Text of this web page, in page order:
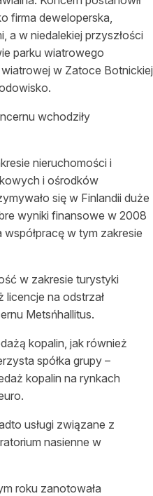
firma deweloperska,
a w niedalekiej przyszłości
parku wiatrowego
w Zatoce Botnickiej
wchodziły
nieruchomości i
i ośrodków
się w Finlandii duże
wyniki finansowe w 2008
współpracę w tym zakresie
w zakresie turystyki
na odstrzał
Metsńhallitus.
kopalin, jak również
spółka grupy –
kopalin na rynkach
usługi związane z
nasienne w
roku zanotowała